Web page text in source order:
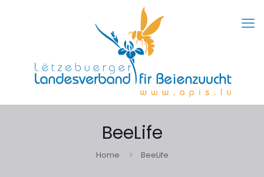
BeeLife
Home BeeLife